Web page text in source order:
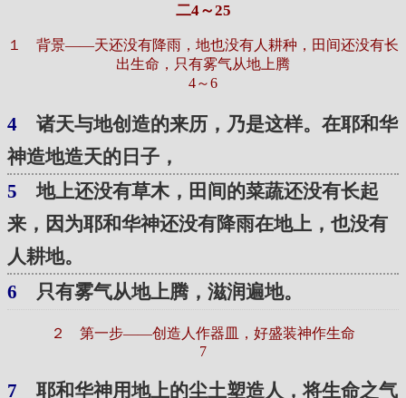
二4～25
１ 背景——天还没有降雨，地也没有人耕种，田间还没有长
出生命，只有雾气从地上腾
4～6
4 诸天与地创造的来历，乃是这样。在耶和华
神造地造天的日子，
5 地上还没有草木，田间的菜蔬还没有长起
来，因为耶和华神还没有降雨在地上，也没有
人耕地。
6 只有雾气从地上腾，滋润遍地。
２ 第一步——创造人作器皿，好盛装神作生命
7
7 耶和华神用地上的尘土塑造人，将生命之气